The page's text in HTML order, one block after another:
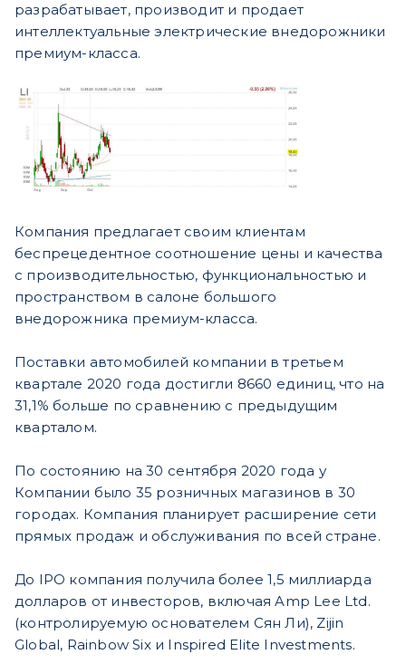
разрабатывает, производит и продает
интеллектуальные электрические внедорожники
премиум-класса.
Компания предлагает своим клиентам
беспрецедентное соотношение цены и качества
с производительностью, функциональностью и
пространством в салоне большого
внедорожника премиум-класса.
Поставки автомобилей компании в третьем
квартале 2020 года достигли 8660 единиц, что на
31,1% больше по сравнению с предыдущим
кварталом.
По состоянию на 30 сентября 2020 года у
Компании было 35 розничных магазинов в 30
городах. Компания планирует расширение сети
прямых продаж и обслуживания по всей стране.
До IPO компания получила более 1,5 миллиарда
долларов от инвесторов, включая Amp Lee Ltd.
(контролируемую основателем Сян Ли), Zijin
Global, Rainbow Six и Inspired Elite Investments.